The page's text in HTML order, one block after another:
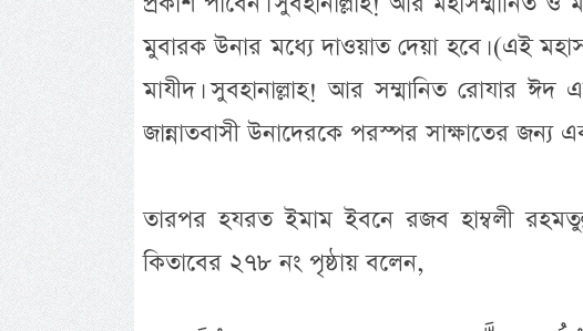
মুবারক উনার মধ্যে দাওয়াত দেয়া হবে। (এই
মাযীদ। সুবহানাল্লাহ! আর সম্মানিত রোযার
জান্নাতবাসী উনাদেরকে পরস্পর সাক্ষাতের জন্য
তারপর হযরত ইমাম ইবনে রজব হাম্বলী
কিতাবের ২৭৮ নং পৃষ্ঠায় বলেন,